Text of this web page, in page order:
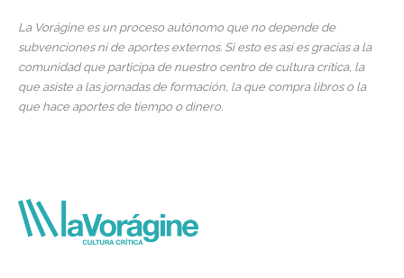
La Vorágine es un proceso autónomo que no depende de
subvenciones ni de aportes externos. Si esto es así es gracias a la
comunidad que participa de nuestro centro de cultura crítica, la
que asiste a las jornadas de formación, la que compra libros o la
que hace aportes de tiempo o dinero.